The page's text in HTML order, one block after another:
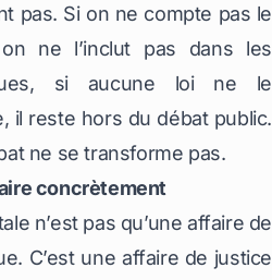
pas. Si on ne compte pas le
ne l’inclut pas dans les
si aucune loi ne le
il reste hors du débat public.
ne se transforme pas.
concrètement
n’est pas qu’une affaire de
C’est une affaire de justice